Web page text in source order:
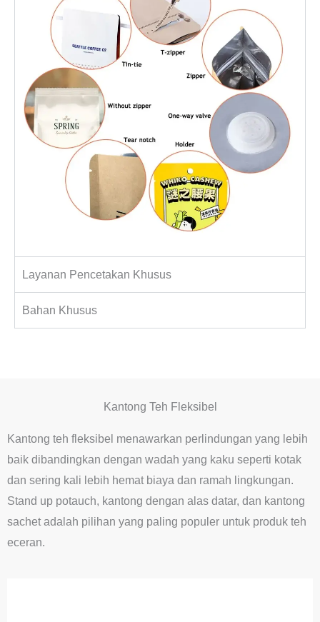
Layanan Pencetakan Khusus
Bahan Khusus
Kantong Teh Fleksibel
Kantong teh fleksibel menawarkan perlindungan yang lebih
baik dibandingkan dengan wadah yang kaku seperti kotak
dan sering kali lebih hemat biaya dan ramah lingkungan.
Stand up potauch, kantong dengan alas datar, dan kantong
sachet adalah pilihan yang paling populer untuk produk teh
eceran.